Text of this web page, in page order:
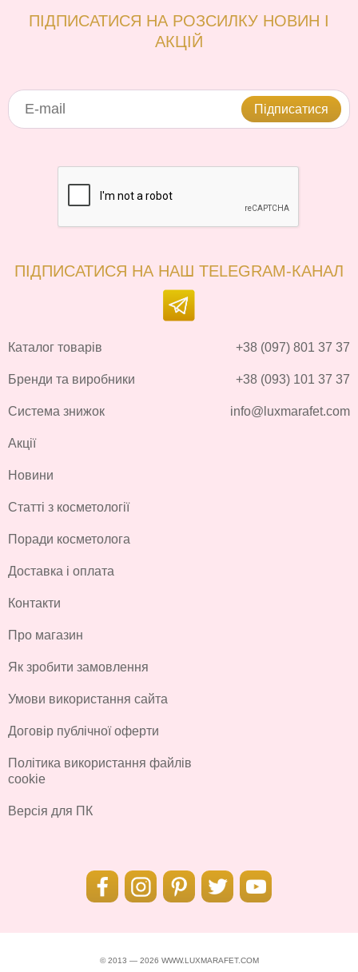
ПІДПИСАТИСЯ НА РОЗСИЛКУ НОВИН І
АКЦІЙ
Підписатися
ПІДПИСАТИСЯ НА НАШ TELEGRAM-КАНАЛ
Каталог товарів
Бренди та виробники
Система знижок
Акції
Новини
Статті з косметології
Поради косметолога
Доставка і оплата
Контакти
Про магазин
Як зробити замовлення
Умови використання сайта
Договір публічної оферти
Політика використання файлів
cookie
Версія для ПК
+38 (097) 801 37 37
+38 (093) 101 37 37
info@luxmarafet.com
© 2013 — 2026 WWW.LUXMARAFET.COM